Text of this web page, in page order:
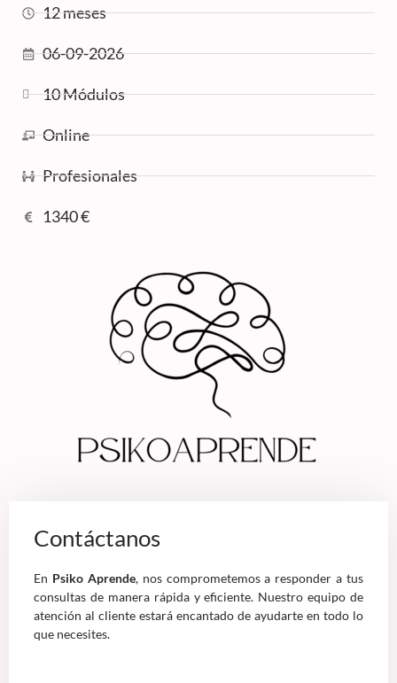
12 meses
06-09-2026
10 Módulos
Online
Profesionales
1340 €
Contáctanos
En Psiko Aprende, nos comprometemos a responder a tus
consultas de manera rápida y eficiente. Nuestro equipo de
atención al cliente estará encantado de ayudarte en todo lo
que necesites.